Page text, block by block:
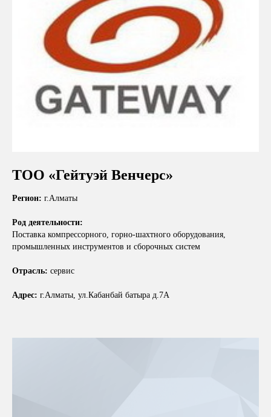
ТОО «Гейтуэй Венчерс»
Регион: г.Алматы
Род деятельности:
Поставка компрессорного, горно-шахтного оборудования,
промышленных инструментов и сборочных систем
Отрасль: сервис
Адрес: г.Алматы, ул.Кабанбай батыра д.7А